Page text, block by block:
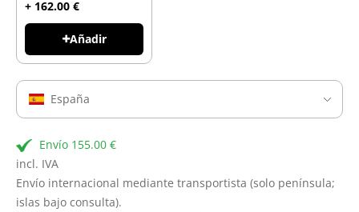
+ 162.00 €
Añadir
España
Envío 155.00 €
incl. IVA
Envío internacional mediante transportista (solo península;
islas bajo consulta).